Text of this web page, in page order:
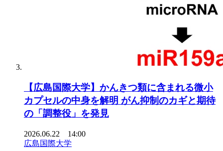
【広島国際大学】かんきつ類に含まれる微小
カプセルの中身を解明 がん抑制のカギと期待
の「調整役」を発見
2026.06.22 14:00
広島国際大学